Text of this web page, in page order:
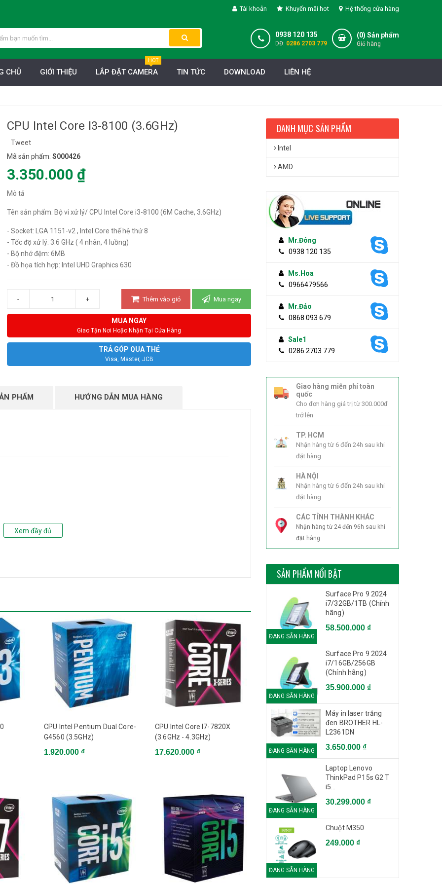
Tài khoản Khuyến mãi hot Hệ thống cửa hàng
0938 120 135
DĐ: 0286 2703 779
(0) Sản phẩm
Giỏ hàng
CHỦ GIỚI THIỆU LẮP ĐẶT CAMERA
HOT
TIN TỨC DOWNLOAD LIÊN HỆ
CPU Intel Core I3-8100 (3.6GHz)
Tweet
Mã sản phẩm: S000426
3.350.000 ₫
Mô tả
Tên sản phẩm: Bộ vi xử lý/ CPU Intel Core i3-8100 (6M Cache, 3.6GHz)
- Socket: LGA 1151-v2 , Intel Core thế hệ thứ 8
- Tốc độ xử lý: 3.6 GHz ( 4 nhân, 4 luồng)
- Bộ nhớ đệm: 6MB
- Đồ họa tích hợp: Intel UHD Graphics 630
- + Thêm vào giỏ Mua ngay
MUA NGAY
Giao Tận Nơi Hoặc Nhận Tại Cửa Hàng
TRẢ GÓP QUA THẺ
Visa, Master, JCB
PHẨM HƯỚNG DẪN MUA HÀNG
Xem đầy đủ
CPU Intel Pentium Dual Core-
G4560 (3.5GHz)
1.920.000 ₫
CPU Intel Core I7-7820X
(3.6GHz - 4.3GHz)
17.620.000 ₫
DANH MỤC SẢN PHẨM
Intel
AMD
Mr.Đông
0938 120 135
Ms.Hoa
0966479566
Mr.Đảo
0868 093 679
Sale1
0286 2703 779
Giao hàng miễn phí toàn
quốc
Cho đơn hàng giá trị từ 300.000đ
trở lên
TP. HCM
Nhận hàng từ 6 đến 24h sau khi
đặt hàng
HÀ NỘI
Nhận hàng từ 6 đến 24h sau khi
đặt hàng
CÁC TỈNH THÀNH KHÁC
Nhận hàng từ 24 đến 96h sau khi
đặt hàng
SẢN PHẨM NỔI BẬT
ĐANG SẴN HÀNG
Surface Pro 9 2024
i7/32GB/1TB (Chính
hãng)
58.500.000 ₫
ĐANG SẴN HÀNG
Surface Pro 9 2024
i7/16GB/256GB
(Chính hãng)
35.900.000 ₫
ĐANG SẴN HÀNG
Máy in laser trắng
đen BROTHER HL-
L2361DN
3.650.000 ₫
ĐANG SẴN HÀNG
Laptop Lenovo
ThinkPad P15s G2 T
i5
T500 4GB/Win 11
30.299.000 ₫
ĐANG SẴN HÀNG
Chuột M350
249.000 ₫